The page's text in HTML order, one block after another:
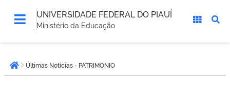
UNIVERSIDADE FEDERAL DO PIAUÍ
Ministério da Educação
está
aqui:Página inicial
Últimas Notícias - PATRIMONIO